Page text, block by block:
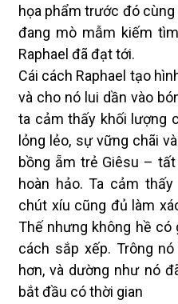
họa phẩm trước đó
đang mò mẫm kiếm
Raphael đã đạt tới.
Cái cách Raphael tạo
và cho nó lui dần vào
ta cảm thấy khối lượng
lỏng lẻo, sự vững chãi
bồng ẵm trẻ Giêsu –
hoàn hảo. Ta cảm
chút xíu cũng đủ làm
Thế nhưng không hề có
cách sắp xếp. Trông
hơn, và dường như nó
bắt đầu có thời gian